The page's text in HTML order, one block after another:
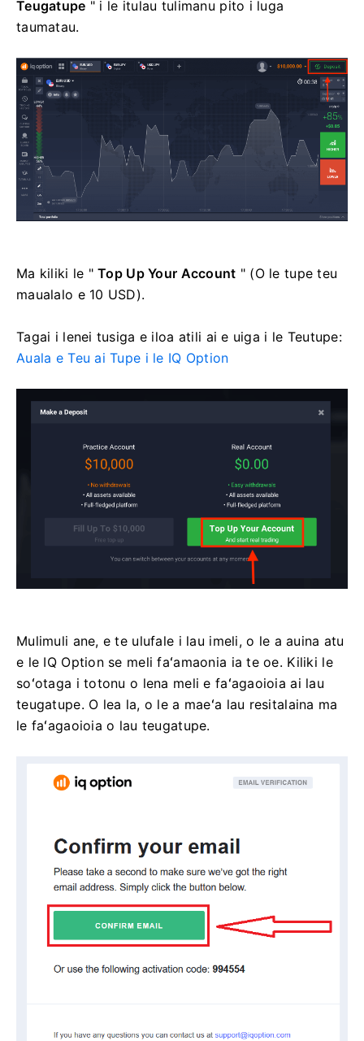
Teugatupe " i le itulau tulimanu pito i luga
taumatau.
Ma kiliki le "Top Up Your Account " (O le tupe teu
maualalo e 10 USD).
Tagai i lenei tusiga e iloa atili ai e uiga i le Teutupe:
Auala e Teu ai Tupe i le IQ Option
Mulimuli ane, e te ulufale i lau imeli, o le a auina atu
e le IQ Option se meli faʻamaonia ia te oe. Kiliki le
soʻotaga i totonu o lena meli e faʻagaoioia ai lau
teugatupe. O lea la, o le a maeʻa lau resitalaina ma
le faʻagaoioia o lau teugatupe.